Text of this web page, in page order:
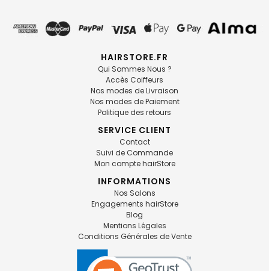
HAIRSTORE.FR
Qui Sommes Nous ?
Accès Coiffeurs
Nos modes de Livraison
Nos modes de Paiement
Politique des retours
SERVICE CLIENT
Contact
Suivi de Commande
Mon compte hairStore
INFORMATIONS
Nos Salons
Engagements hairStore
Blog
Mentions Légales
Conditions Générales de Vente